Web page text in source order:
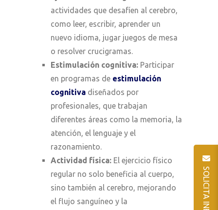
actividades que desafíen al cerebro,
como leer, escribir, aprender un
nuevo idioma, jugar juegos de mesa
o resolver crucigramas.
Estimulación cognitiva: Participar
en programas de estimulación
cognitiva diseñados por
profesionales, que trabajan
diferentes áreas como la memoria, la
atención, el lenguaje y el
razonamiento.
Actividad física: El ejercicio físico
regular no solo beneficia al cuerpo,
sino también al cerebro, mejorando
el flujo sanguíneo y la